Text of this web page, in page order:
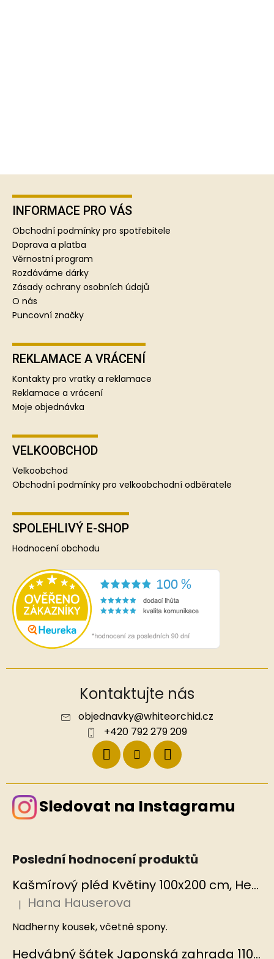
Z
INFORMACE PRO VÁS
Obchodní podmínky pro spotřebitele
Doprava a platba
Věrnostní program
Rozdáváme dárky
Zásady ochrany osobních údajů
O nás
Puncovní značky
REKLAMACE A VRÁCENÍ
Kontakty pro vratky a reklamace
Reklamace a vrácení
Moje objednávka
VELKOOBCHOD
Velkoobchod
Obchodní podmínky pro velkoobchodní odběratele
SPOLEHLIVÝ E-SHOP
Hodnocení obchodu
Kontaktujte nás
objednavky@whiteorchid.cz
+420 792 279 209
Sledovat na Instagramu
Poslední hodnocení produktů
Kašmírový pléd Květiny 100x200 cm, Hedvábný svět
Hodnocení produktu je 5 z 5 hvězdiček.
| Hana Hauserova
Nadherny kousek, včetně spony.
Hedvábný šátek Japonská zahrada 110x110 cm v dárkovém balení, HEDVÁBNÝ SVĚT